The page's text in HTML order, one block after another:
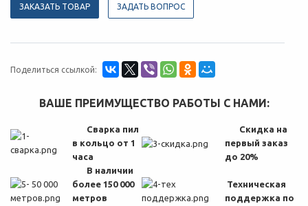
ЗАКАЗАТЬ ТОВАР ЗАДАТЬ ВОПРОС
Поделиться ссылкой:
ВАШЕ ПРЕИМУЩЕСТВО РАБОТЫ С НАМИ:
Сварка пил
в кольцо от 1
часа
Скидка на
первый заказ
до 20%
В наличии
более 150 000
метров
Техническая
поддержка по